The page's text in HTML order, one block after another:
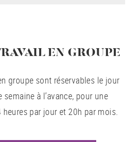
EN GROUPE
groupe sont réservables le jour
semaine à l’avance, pour une
par jour et 20h par mois.